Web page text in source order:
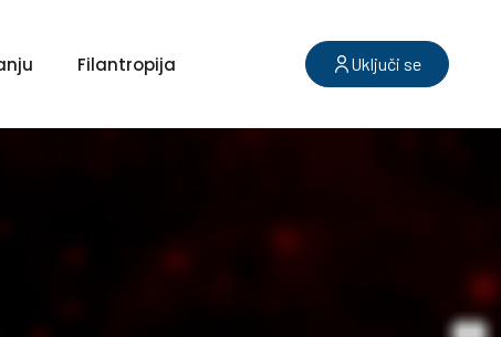
Filantropija Uključi se